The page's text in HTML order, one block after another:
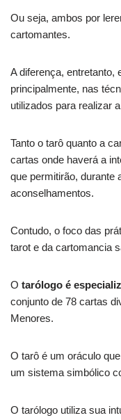
Ou seja, ambos por
cartomantes.
A diferença, entretanto,
principalmente, nas
utilizados para realizar
Tanto o tarô quanto a
cartas onde haverá a
que permitirão, durante
aconselhamentos.
Contudo, o foco das
tarot e da cartomancia
O tarólogo é
conjunto de 78 cartas
Menores.
O tarô é um oráculo
um sistema simbólico
O tarólogo utiliza sua